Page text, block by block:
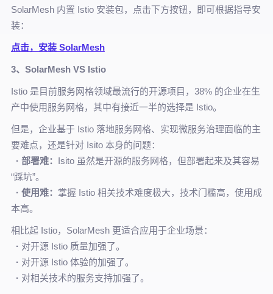
SolarMesh 内置 Istio 安装包，点击下方按钮，即可根据指导安
装：
点击，安装 SolarMesh
3、SolarMesh VS Istio
Istio 是目前服务网格领域最流行的开源项目，38% 的企业在生
产中使用服务网格，其中有接近一半的选择是 Istio。
但是，企业基于 Istio 落地服务网格、实现微服务治理面临的主
要难点，还是针对 Isito 本身的问题：
· 部署难：
Isito 虽然是开源的服务网格，但部署起来及其容易
“踩坑”。
· 使用难： 掌握 Istio 相关技术难度极大，技术门槛高，使用成
本高。
相比起 Istio，SolarMesh 更适合应用于企业场景：
· 对开源 Istio 质量加强了。
· 对开源 Istio 体验的加强了。
· 对相关技术的服务支持加强了。